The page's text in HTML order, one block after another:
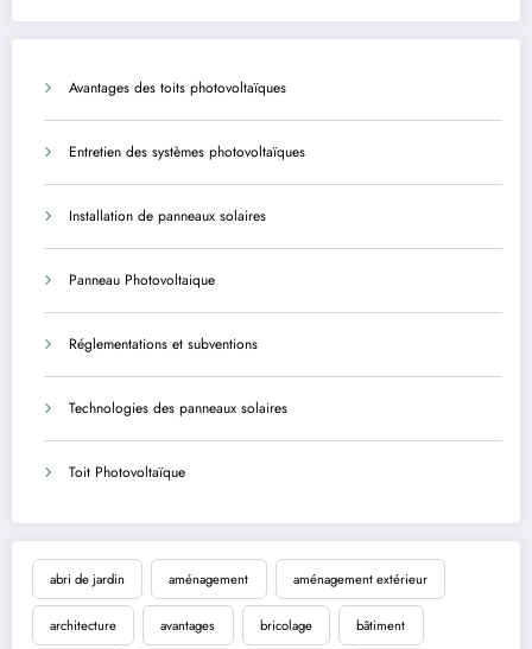
Avantages des toits photovoltaïques
Entretien des systèmes photovoltaïques
Installation de panneaux solaires
Panneau Photovoltaique
Réglementations et subventions
Technologies des panneaux solaires
Toit Photovoltaïque
abri de jardin aménagement aménagement extérieur
architecture avantages bricolage bâtiment